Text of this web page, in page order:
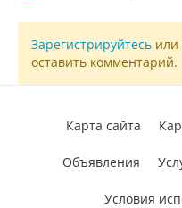
Зарегистрируйтесь или
оставить комментарий.
Карта сайта
Объявления
Условия